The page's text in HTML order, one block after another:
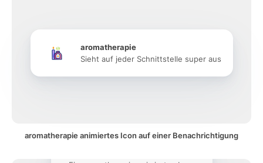
aromatherapie
Sieht auf jeder Schnittstelle super aus
aromatherapie animiertes Icon auf einer Benachrichtigung